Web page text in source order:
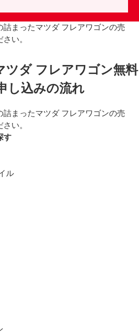
詰まったマツダ フレアワゴンの売
い。
ツダ フレアワゴン無料
し込みの流れ
詰まったマツダ フレアワゴンの売
い。
す
ル